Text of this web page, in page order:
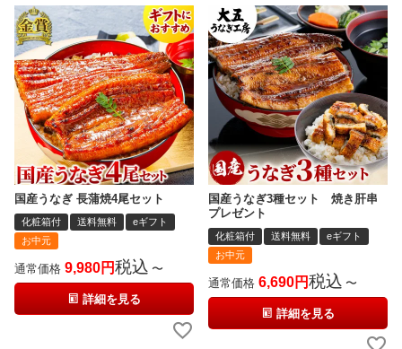
国産うなぎ 長蒲焼4尾セット
化粧箱付 送料無料
eギフト
お中元
通常価格 9,980 税込 〜
詳細を見る
国産うなぎ3種セット 焼き肝串
プレゼント
化粧箱付 送料無料
eギフト
お中元
通常価格 6,690 税込 〜
詳細を見る